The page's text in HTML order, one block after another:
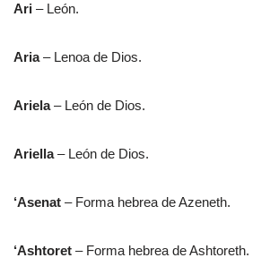
Ari – León.
Aria– Lenoa de Dios.
Ariela– León de Dios.
Ariella– León de Dios.
‘Asenat – Forma hebrea de Azeneth.
‘Ashtoret – Forma hebrea de Ashtoreth.